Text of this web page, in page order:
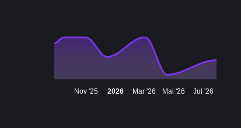
Nov '25 2026 Mar '26 Mai '26 Jul '26